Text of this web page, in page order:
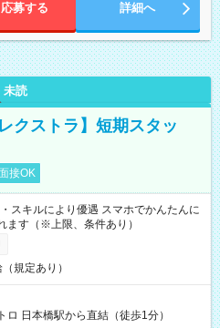
応募する 詳細へ
未読
クストラ】短期スタッ
接OK
キルにより優遇 スマホでかんたんに
ます（※上限、条件あり）
規定あり）
日本橋駅から直結（徒歩1分）